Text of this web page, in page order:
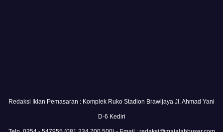
Redaksi Iklan Pemasaran : Komplek Ruko Stadion Brawijaya Jl. Ahmad Yani
D-6 Kediri